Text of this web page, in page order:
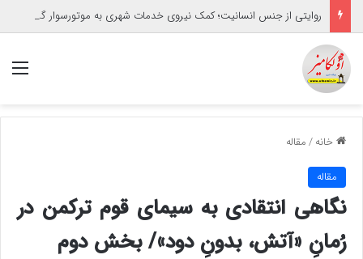
روایتی از جنس انسانیت؛ کمک نیروی خدمات شهری به موتورسوار گرفتار
خانه/مقاله
مقاله
نگاهی انتقادی به سیمای قوم ترکمن در
رُمانِ «آتش، بدونِ دود»/ بخش دوم